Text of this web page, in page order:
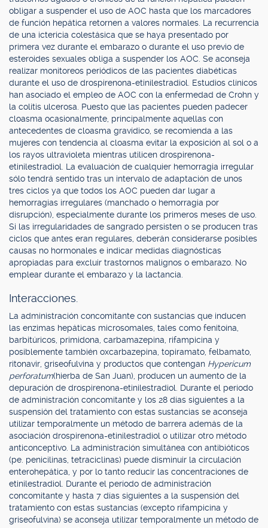
obligar a suspender el uso de AOC hasta que los marcadores
de función hepática retornen a valores normales. La recurrencia
de una ictericia colestásica que se haya presentado por
primera vez durante el embarazo o durante el uso previo de
esteroides sexuales obliga a suspender los AOC. Se aconseja
realizar monitoreos periódicos de las pacientes diabéticas
durante el uso de drospirenona-etinilestradiol. Estudios clínicos
han asociado el empleo de AOC con la enfermedad de Crohn y
la colitis ulcerosa. Puesto que las pacientes pueden padecer
cloasma ocasionalmente, principalmente aquellas con
antecedentes de cloasma gravídico, se recomienda a las
mujeres con tendencia al cloasma evitar la exposición al sol o a
los rayos ultravioleta mientras utilicen drospirenona-
etinilestradiol. La evaluación de cualquier hemorragia irregular
sólo tendrá sentido tras un intervalo de adaptación de unos
tres ciclos ya que todos los AOC pueden dar lugar a
hemorragias irregulares (manchado o hemorragia por
disrupción), especialmente durante los primeros meses de uso.
Si las irregularidades de sangrado persisten o se producen tras
ciclos que antes eran regulares, deberán considerarse posibles
causas no hormonales e indicar medidas diagnósticas
apropiadas para excluir trastornos malignos o embarazo. No
emplear durante el embarazo y la lactancia.
Interacciones.
La administración concomitante con sustancias que inducen
las enzimas hepáticas microsomales, tales como fenitoína,
barbitúricos, primidona, carbamazepina, rifampicina y
posiblemente también oxcarbazepina, topiramato, felbamato,
ritonavir, griseofulvina y productos que contengan Hypericum
perforatum(hierba de San Juan), producen un aumento de la
depuración de drospirenona-etinilestradiol. Durante el período
de administración concomitante y los 28 días siguientes a la
suspensión del tratamiento con estas sustancias se aconseja
utilizar temporalmente un método de barrera además de la
asociación drospirenona-etinilestradiol o utilizar otro método
anticonceptivo. La administración simultánea con antibióticos
(pe. penicilinas, tetraciclinas) puede disminuir la circulación
enterohepática, y por lo tanto reducir las concentraciones de
etinilestradiol. Durante el período de administración
concomitante y hasta 7 días siguientes a la suspensión del
tratamiento con estas sustancias (excepto rifampicina y
griseofulvina) se aconseja utilizar temporalmente un método de